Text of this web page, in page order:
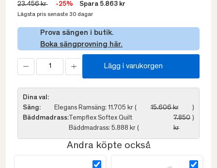
23.456 kr -25% Spara 5.863 kr
Lägsta pris senaste 30 dagar
Prova sängen i butik.
Boka sängprovning här.
Lägg i varukorgen
Dina val:
Säng:
Elegans Ramsäng: 11.705 kr ( 15.606 kr
)
Bäddmadrass: Tempflex Softex Quilt
Bäddmadrass: 5.888 kr (
7.850
kr
)
Andra köpte också